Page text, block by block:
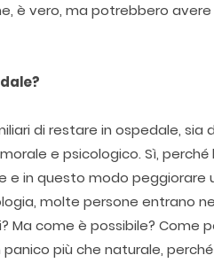
è vero, ma potrebbero
di restare in ospedale, sia
e psicologico. Sì,
in questo modo peggiorare
molte persone entrano
come è possibile? Come
più che naturale,